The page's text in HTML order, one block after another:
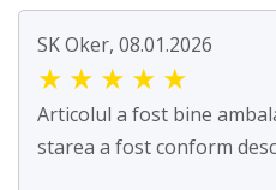
SK Oker, 08.01.2026
★ ★ ★ ★ ★
Articolul a fost bine
starea a fost conform